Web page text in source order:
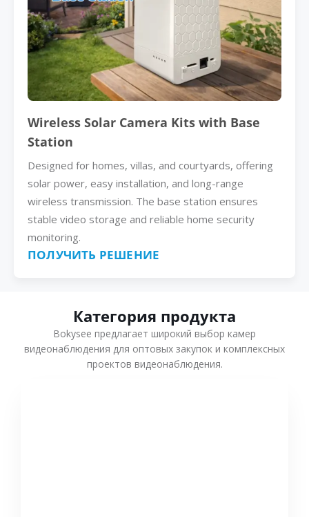
Wireless Solar Camera Kits with Base
Station
Designed for homes, villas, and courtyards, offering
solar power, easy installation, and long-range
wireless transmission. The base station ensures
stable video storage and reliable home security
monitoring.
ПОЛУЧИТЬ РЕШЕНИЕ
Категория продукта
Bokysee предлагает широкий выбор камер
видеонаблюдения для оптовых закупок и комплексных
проектов видеонаблюдения.